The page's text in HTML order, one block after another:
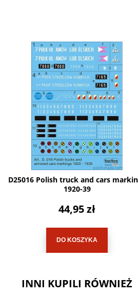
D25016 Polish truck and cars
1920-39
44,95 zł
DO KOSZYKA
INNI KUPILI RÓWNIEŻ